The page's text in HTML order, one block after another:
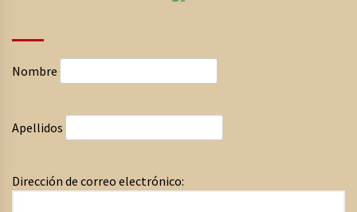
Nombre
Apellidos
Dirección de correo electrónico: